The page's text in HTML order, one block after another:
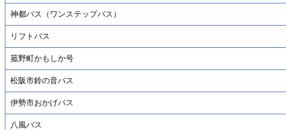
神都バス（ワンステップバス）
リフトバス
菰野町かもしか号
松阪市鈴の音バス
伊勢市おかげバス
八風バス